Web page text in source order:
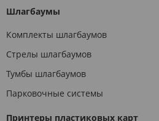
Шлагбаумы
Комплекты шлагбаумов
Стрелы шлагбаумов
Тумбы шлагбаумов
Парковочные системы
Принтеры пластиковых карт